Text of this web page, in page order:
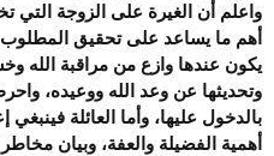
واعلم أن الغيرة على الزوجة التي
أهم ما يساعد على تحقيق المطلوب
يكون عندها وازع من مراقبة الله
وتحديثها عن وعد الله ووعيده،
بالدخول عليها، وأما العائلة
أهمية الفضيلة والعفة، وبيان مخاطر